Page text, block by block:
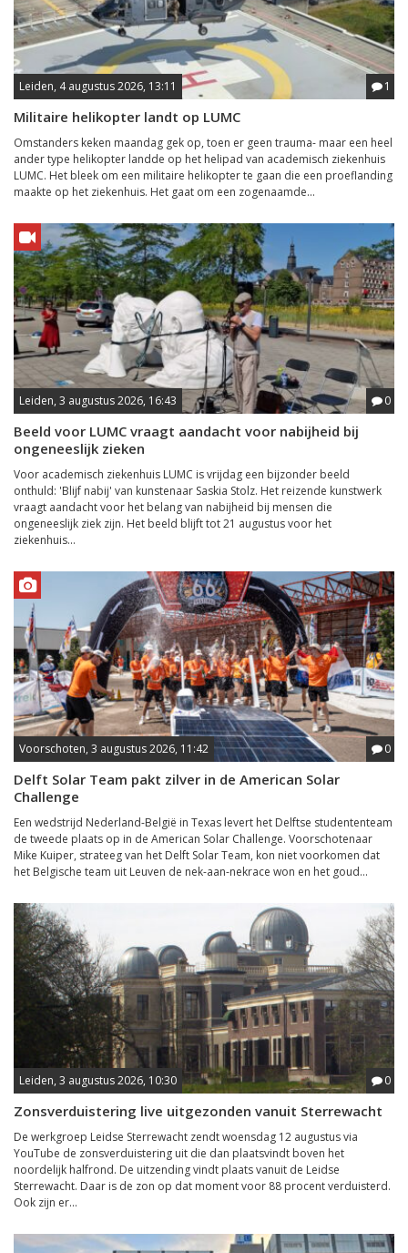
Leiden, 4 augustus 2026, 13:11 1
Militaire helikopter landt op LUMC
Omstanders keken maandag gek op, toen er geen trauma- maar een heel
ander type helikopter landde op het helipad van academisch ziekenhuis
LUMC. Het bleek om een militaire helikopter te gaan die een proeflanding
maakte op het ziekenhuis. Het gaat om een zogenaamde...
Leiden, 3 augustus 2026, 16:43 0
Beeld voor LUMC vraagt aandacht voor nabijheid bij
ongeneeslijk zieken
Voor academisch ziekenhuis LUMC is vrijdag een bijzonder beeld
onthuld: 'Blijf nabij' van kunstenaar Saskia Stolz. Het reizende kunstwerk
vraagt aandacht voor het belang van nabijheid bij mensen die
ongeneeslijk ziek zijn. Het beeld blijft tot 21 augustus voor het
ziekenhuis...
Voorschoten, 3 augustus 2026, 11:42 0
Delft Solar Team pakt zilver in de American Solar
Challenge
Een wedstrijd Nederland-België in Texas levert het Delftse studententeam
de tweede plaats op in de American Solar Challenge. Voorschotenaar
Mike Kuiper, strateeg van het Delft Solar Team, kon niet voorkomen dat
het Belgische team uit Leuven de nek-aan-nekrace won en het goud...
Leiden, 3 augustus 2026, 10:30 0
Zonsverduistering live uitgezonden vanuit Sterrewacht
De werkgroep Leidse Sterrewacht zendt woensdag 12 augustus via
YouTube de zonsverduistering uit die dan plaatsvindt boven het
noordelijk halfrond. De uitzending vindt plaats vanuit de Leidse
Sterrewacht. Daar is de zon op dat moment voor 88 procent verduisterd.
Ook zijn er...